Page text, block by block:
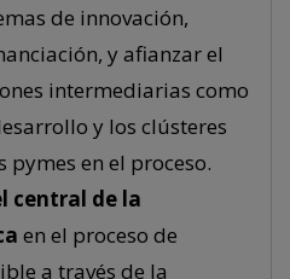
de innovación,
y afianzar el
intermediarias como
y los clústeres
pymes en el proceso.
central de la
en el proceso de
a través de la